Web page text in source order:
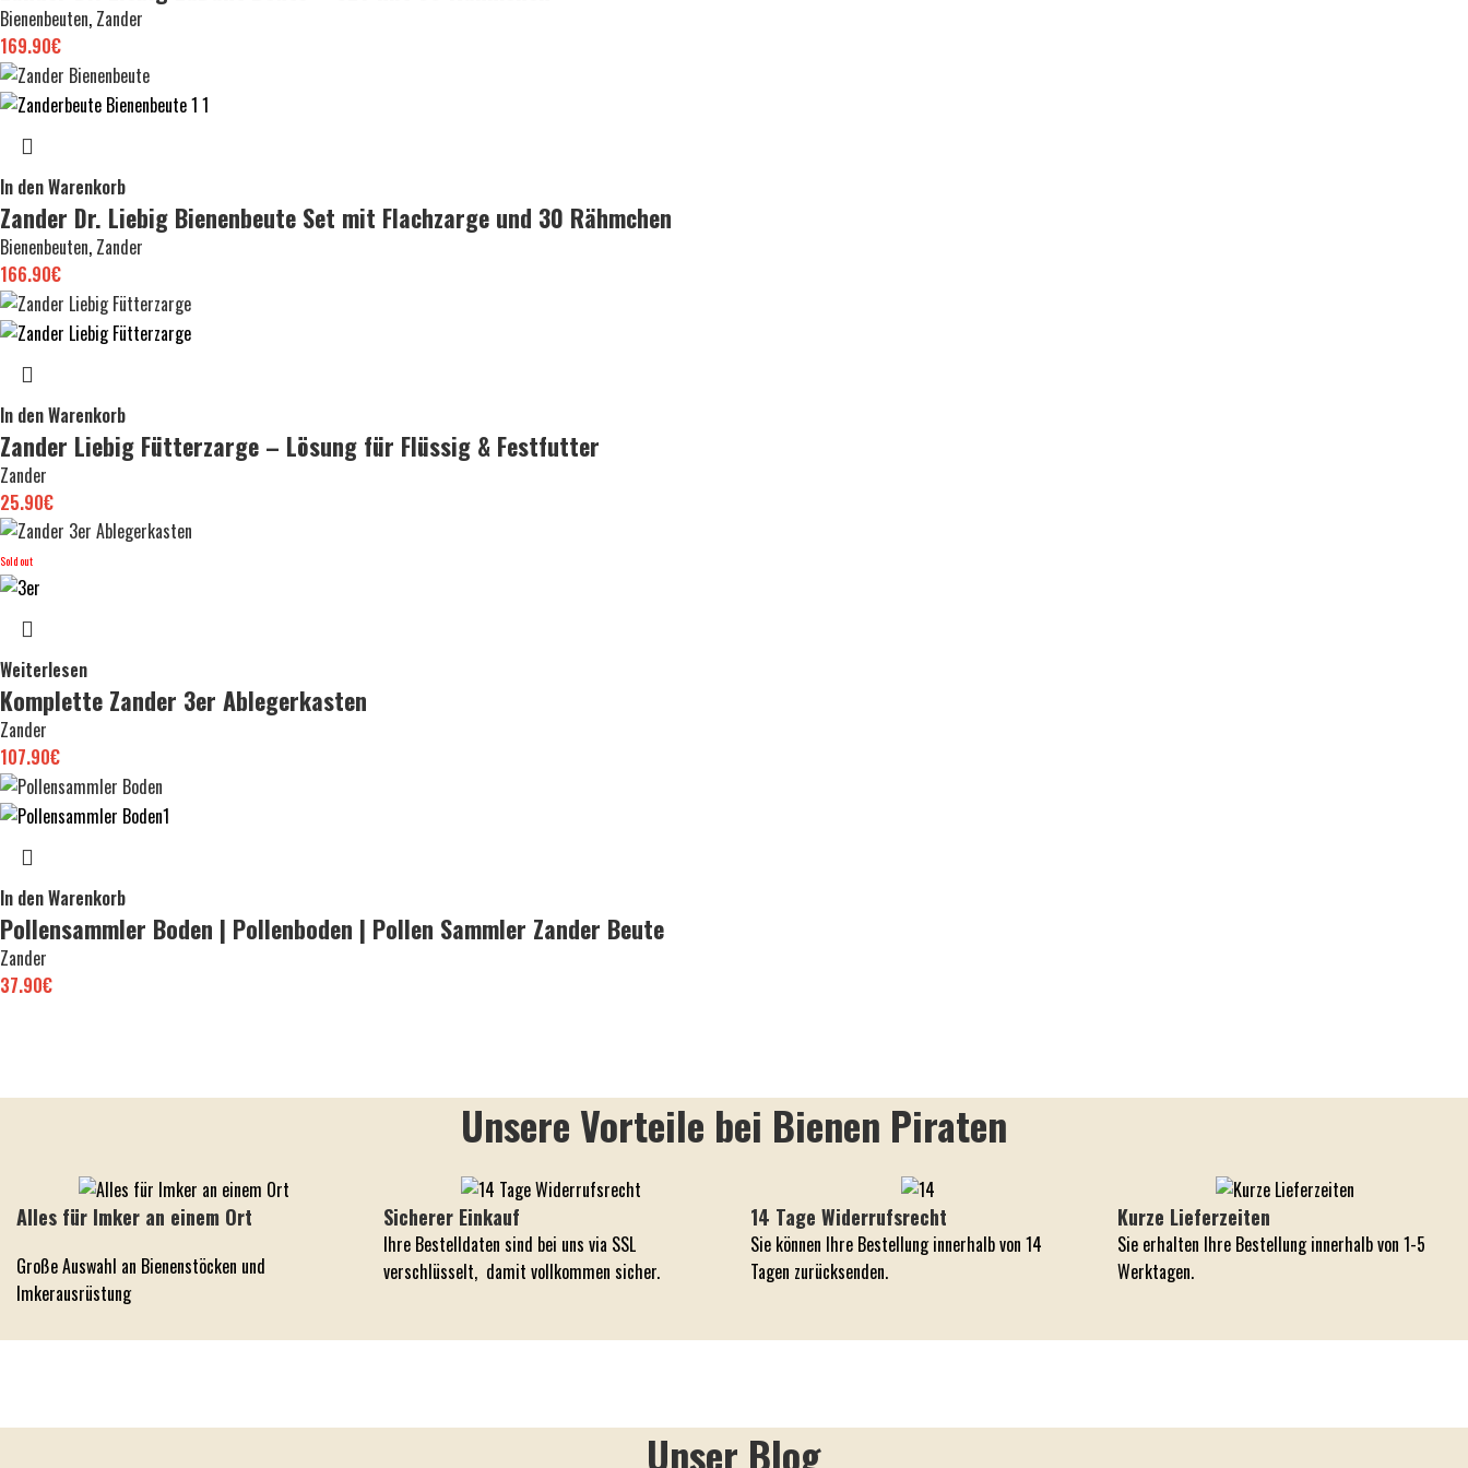
Bienenbeuten, Zander
169.90€
In den Warenkorb
Zander Dr. Liebig Bienenbeute Set mit Flachzarge und 30 Rähmchen
Bienenbeuten, Zander
166.90€
In den Warenkorb
Zander Liebig Fütterzarge – Lösung für Flüssig & Festfutter
Zander
25.90€
Sold out
Weiterlesen
Komplette Zander 3er Ablegerkasten
Zander
107.90€
In den Warenkorb
Pollensammler Boden | Pollenboden | Pollen Sammler Zander Beute
Zander
37.90€
Unsere Vorteile bei Bienen Piraten
Alles für Imker an einem Ort
Große Auswahl an Bienenstöcken und
Imkerausrüstung
Sicherer Einkauf
Ihre Bestelldaten sind bei uns via SSL
verschlüsselt, damit vollkommen sicher.
14 Tage Widerrufsrecht
Sie können Ihre Bestellung innerhalb von 14
Tagen zurücksenden.
Kurze Lieferzeiten
Sie erhalten Ihre Bestellung innerhalb von 1-5
Werktagen.
Unser Blog